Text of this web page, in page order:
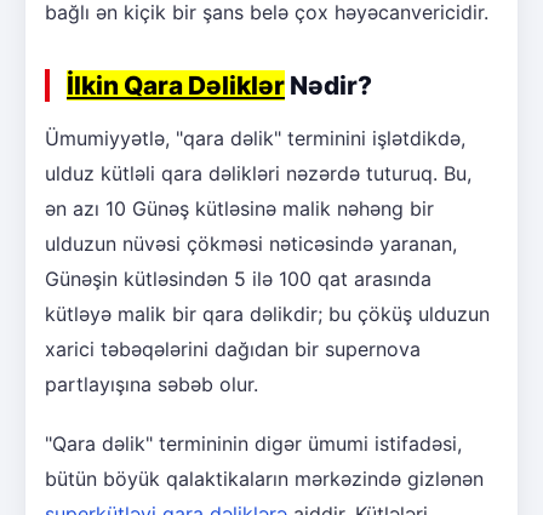
bağlı ən kiçik bir şans belə çox həyəcanvericidir.
İlkin Qara Dəliklər Nədir?
Ümumiyyətlə, "qara dəlik" terminini işlətdikdə,
ulduz kütləli qara dəlikləri nəzərdə tuturuq. Bu,
ən azı 10 Günəş kütləsinə malik nəhəng bir
ulduzun nüvəsi çökməsi nəticəsində yaranan,
Günəşin kütləsindən 5 ilə 100 qat arasında
kütləyə malik bir qara dəlikdir; bu çöküş ulduzun
xarici təbəqələrini dağıdan bir supernova
partlayışına səbəb olur.
"Qara dəlik" termininin digər ümumi istifadəsi,
bütün böyük qalaktikaların mərkəzində gizlənən